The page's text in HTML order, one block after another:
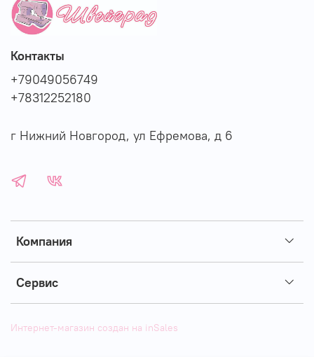
Компания
Сервис
Контакты
+79049056749
+78312252180
г Нижний Новгород, ул Ефремова, д 6
Интернет-магазин создан на inSales